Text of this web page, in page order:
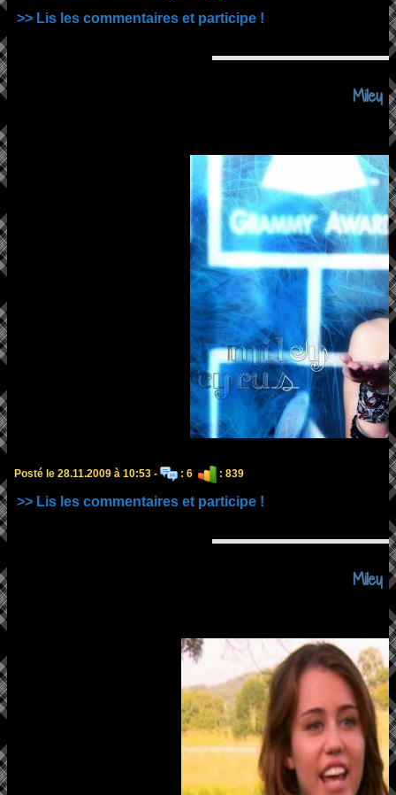
>> Lis les commentaires et participe !
Miley
Posté le 28.11.2009 à 10:53 - : 6 : 839
>> Lis les commentaires et participe !
Miley